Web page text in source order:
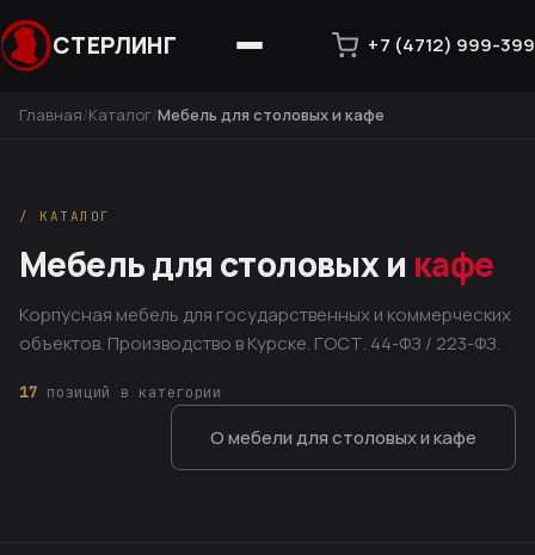
СТЕРЛИНГ +7 (4712) 999-399
Главная Каталог Мебель для столовых и кафе
/ КАТАЛОГ
Мебель для столовых и кафе
Корпусная мебель для государственных и коммерческих
объектов. Производство в Курске. ГОСТ. 44-ФЗ / 223-ФЗ.
17 позиций в категории
О мебели для столовых и кафе